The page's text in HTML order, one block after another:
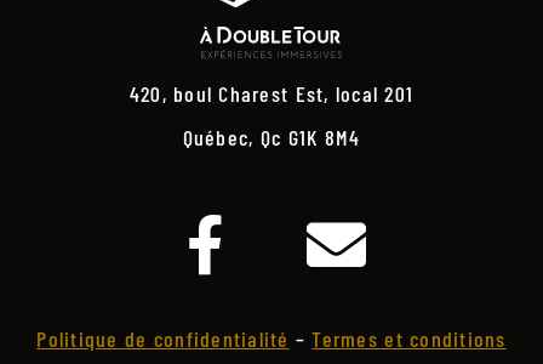
420, boul Charest Est, local 201
Québec, Qc G1K 8M4
Politique de confidentialité –Termes et conditions